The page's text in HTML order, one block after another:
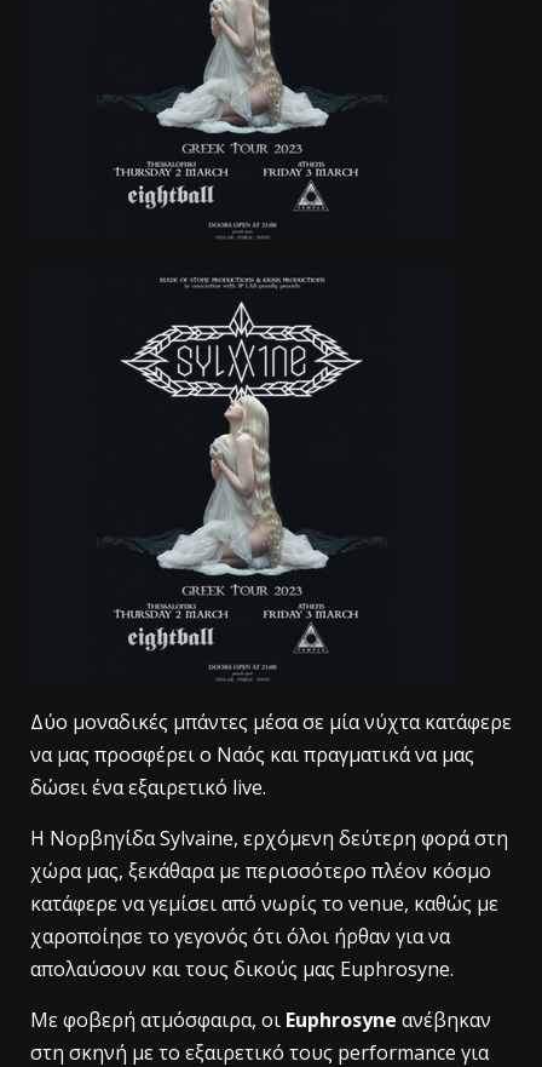
Δύο μοναδικές μπάντες μέσα σε μία νύχτα κατάφερε
να μας προσφέρει ο Ναός και πραγματικά να μας
δώσει ένα εξαιρετικό live.
Η Νορβηγίδα Sylvaine, ερχόμενη δεύτερη φορά στη
χώρα μας, ξεκάθαρα με περισσότερο πλέον κόσμο
κατάφερε να γεμίσει από νωρίς το venue, καθώς με
χαροποίησε το γεγονός ότι όλοι ήρθαν για να
απολαύσουν και τους δικούς μας Euphrosyne.
Με φοβερή ατμόσφαιρα, οι Euphrosyne ανέβηκαν
στη σκηνή με το εξαιρετικό τους performance για